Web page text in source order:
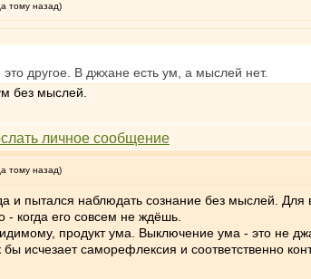
тому назад)
другое. В джхане есть ум, а мыслей нет.
без мыслей.
тому назад)
и пытался наблюдать сознание без мыслей.
когда его совсем не ждёшь.
продукт ума. Выключение ума - это не
исчезает саморефлексия и соответственно